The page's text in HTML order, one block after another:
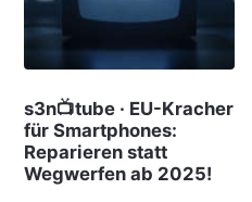
s3n📺tube · EU-Kracher
für Smartphones:
Reparieren statt
Wegwerfen ab 2025!